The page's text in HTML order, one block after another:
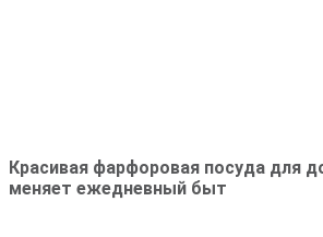
Красивая фарфоровая посуда для
меняет ежедневный быт